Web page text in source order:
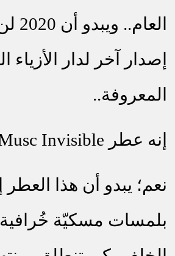
إصدار آخر لدار الأزياء
المعروفة..
إنه عطر Invisible
نعم؛ يبدو أن هذا العطر
بلمسات مسكيّة